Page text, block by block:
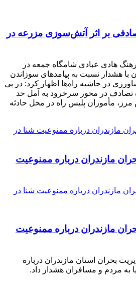
بر اثر آتش‌سوزی مزرعه در
هادی عبادی شامگاه جمعه در
با هشدار نسبت به پیامدهای سوزاندن
در حاشیه راه‌ها اظهار کرد: در پی
تصادف در محور سرخرود به آمل حد
مأموران پلیس راه در محل حادثه
مازندران درباره ممنوعیت
مازندران درباره ممنوعیت
بحران استان مازندران درباره
به مردم و مسافران هشدار داد.